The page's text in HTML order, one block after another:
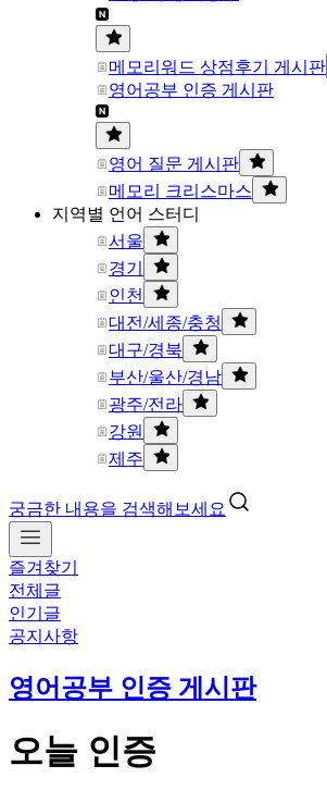
메모리워드 상점후기 게시판
영어공부 인증 게시판
영어 질문 게시판
메모리 크리스마스
지역별 언어 스터디
서울
경기
인천
대전/세종/충청
대구/경북
부산/울산/경남
광주/전라
강원
제주
궁금한 내용을 검색해보세요
즐겨찾기
전체글
인기글
공지사항
영어공부 인증 게시판
오늘 인증